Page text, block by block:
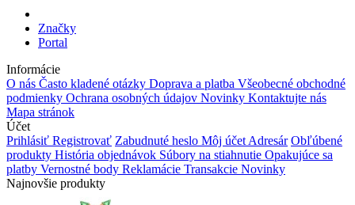
Značky
Portal
Informácie
O nás Často kladené otázky Doprava a platba Všeobecné obchodné
podmienky Ochrana osobných údajov Novinky Kontaktujte nás
Mapa stránok
Účet
Prihlásiť Registrovať Zabudnuté heslo Môj účet Adresár Obľúbené
produkty História objednávok Súbory na stiahnutie Opakujúce sa
platby Vernostné body Reklamácie Transakcie Novinky
Najnovšie produkty